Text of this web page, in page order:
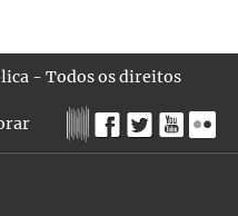
- Todos os direitos